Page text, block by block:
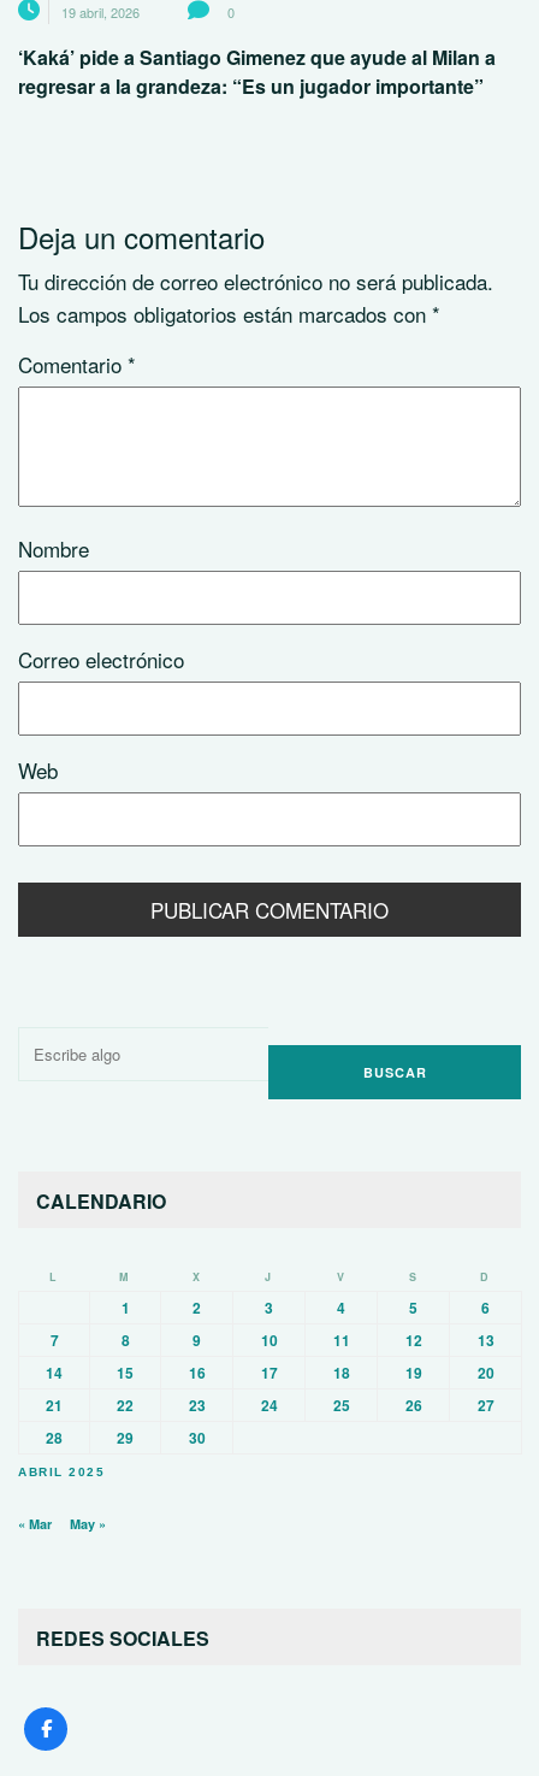
19 abril, 2026 0
‘Kaká’ pide a Santiago Gimenez que ayude al Milan a
regresar a la grandeza: “Es un jugador importante”
Deja un comentario
Tu dirección de correo electrónico no será publicada.
Los campos obligatorios están marcados con *
Comentario *
Nombre
Correo electrónico
Web
Buscar
CALENDARIO
ABRIL 2025
L M X J V S D
1 2 3 4 5
6
7
8 9 10 11 12
13
14
15 16 17 18 19
20
21
22 23 24 25 26
27
28
29 30
« Mar May »
REDES SOCIALES